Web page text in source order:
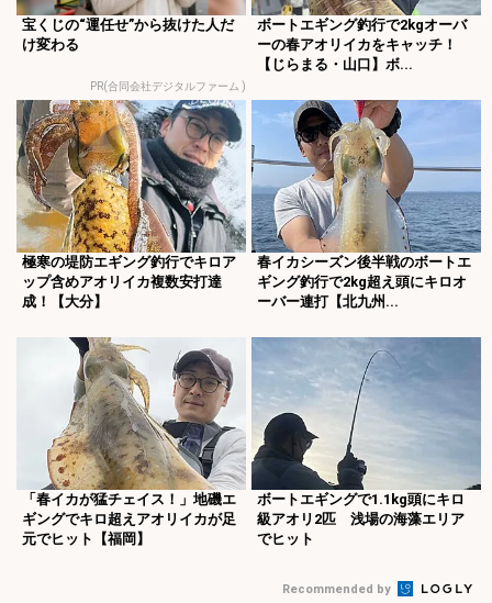
宝くじの“運任せ”から抜けた人だ
け変わる
PR(合同会社デジタルファーム )
ボートエギング釣行で2kgオーバ
ーの春アオリイカをキャッチ！
【じらまる・山口】ボ...
極寒の堤防エギング釣行でキロア
ップ含めアオリイカ複数安打達
成！【大分】
春イカシーズン後半戦のボートエ
ギング釣行で2kg超え頭にキロオ
ーバー連打【北九州...
「春イカが猛チェイス！」地磯エ
ギングでキロ超えアオリイカが足
元でヒット【福岡】
ボートエギングで1.1kg頭にキロ
級アオリ2匹 浅場の海藻エリア
でヒット
Recommended by